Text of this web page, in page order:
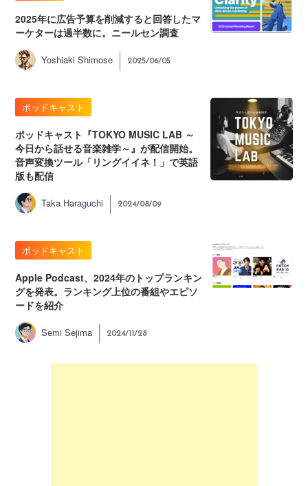
2025年に広告予算を削減すると回答したマ
ーケターは過半数に。ニールセン調査
Yoshiaki Shimose 2025/06/05
ポッドキャスト
ポッドキャスト『TOKYO MUSIC LAB ～
今日から話せる音楽雑学～』が配信開始。
音声変換ツール「リングイイネ！」で英語
版も配信
Taka Haraguchi 2024/08/09
ポッドキャスト
Apple Podcast、2024年のトップランキン
グを発表。ランキング上位の番組やエピソ
ードを紹介
Semi Sejima 2024/11/28